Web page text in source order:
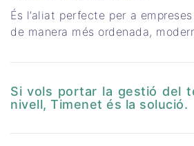
És l’aliat perfecte per a
de manera més ordenada,
Si vols portar la gestió del
nivell, Timenet és la solució.